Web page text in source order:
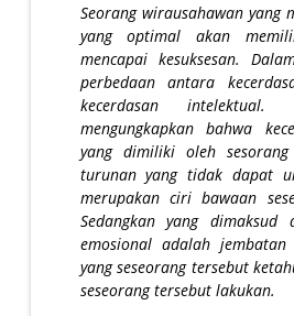
Seorang wirausahawan yang
yang optimal akan
mencapai kesuksesan.
perbedaan antara
kecerdasan intelektual.
mengungkapkan bahwa
yang dimiliki oleh
turunan yang tidak dapat
merupakan ciri bawaan
Sedangkan yang dimaksud
emosional adalah
yang seseorang tersebut
seseorang tersebut lakukan.